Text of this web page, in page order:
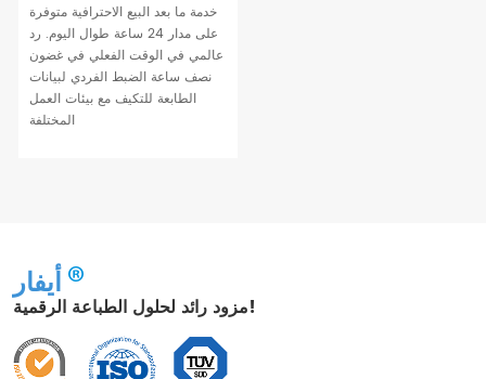
خدمة ما بعد البيع الاحترافية متوفرة
على مدار 24 ساعة طوال اليوم. رد
عالمي في الوقت الفعلي في غضون
نصف ساعة الضبط الفردي لبيانات
الطابعة للتكيف مع بيئات العمل
المختلفة
أيفار
مزود رائد لحلول الطباعة الرقمية!